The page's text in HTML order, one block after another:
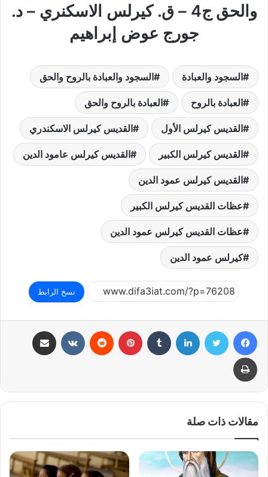
والحق ج4 – ق. كيرلس الاسكنري – د.
جورج عوض إبراهيم
السجود والعبادة السجود والعبادة بالروح والحق
العبادة بالروح العبادة بالروح والحق
القديس كيرلس الأول القديس كيرلس الاسكندري
القديس كيرلس الكبير القديس كيرلس عامود الدين
القديس كيرلس عمود الدين
عظات القديس كيرلس الكبير
عظات القديس كيرلس عمود الدين
كيرلس عمود الدين
نسخ الرابط
فيسبوك تويتر لينكدإن بينتيريست
طباعة
مقالات ذات صلة